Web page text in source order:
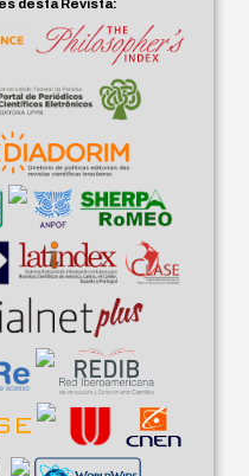
desta Revista: